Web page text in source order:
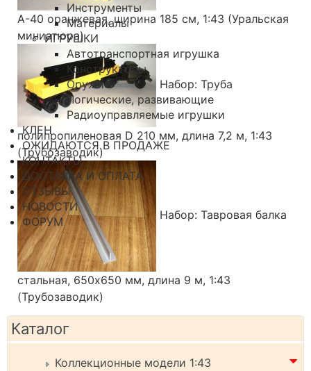
Инструменты
Материалы
ИГРУШКИ
Автотранспортная игрушка
Конструкторы
Оружие
Логические, развивающие
Радиоуправляемые игрушки
КЛЕН
ОЖИДАЮТСЯ В ПРОДАЖЕ
КОНТАКТЫ
ДОСТАВКА И ОПЛАТА
ОТЗЫВЫ
НОВОСТИ
ФОРУМ
А-40 оранжевая, ширина 185 см, 1:43 (Уральская
миниатюра)
Набор: Труба
полипропиленовая D 210 мм, длина 7,2 м, 1:43
(Трубозаводик)
Набор: Тавровая балка
стальная, 650х650 мм, длина 9 м, 1:43
(Трубозаводик)
Каталог
Коллекционные модели 1:43